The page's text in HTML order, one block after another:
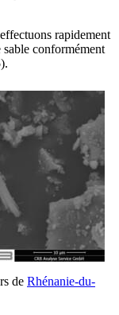
rapidement
conformément
de Rhénanie-du-